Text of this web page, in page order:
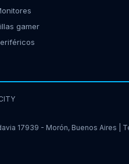
gamer
17939 - Morón, Buenos Aires |